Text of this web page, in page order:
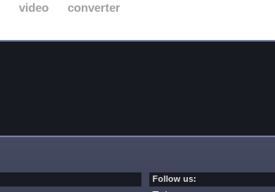
video converter
Follow us: